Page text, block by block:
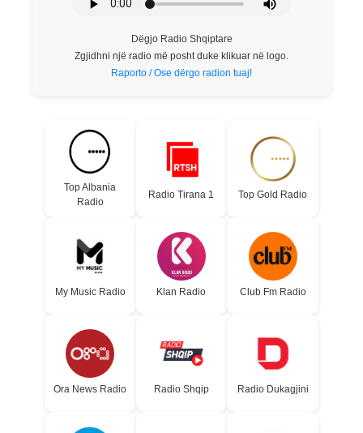
Dëgjo Radio Shqiptare
Zgjidhni një radio më posht duke klikuar në logo.
Raporto / Ose dërgo radion tuaj!
Top Albania
Radio
Radio Tirana 1 Top Gold Radio
My Music Radio Klan Radio Club Fm Radio
Ora News Radio Radio Shqip Radio Dukagjini